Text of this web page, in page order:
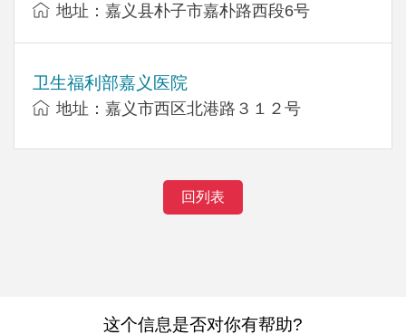
地址：嘉义县朴子市嘉朴路西段6号
卫生福利部嘉义医院
地址：嘉义市西区北港路３１２号
回列表
这个信息是否对你有帮助?